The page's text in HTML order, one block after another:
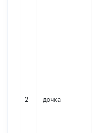
2 дочка